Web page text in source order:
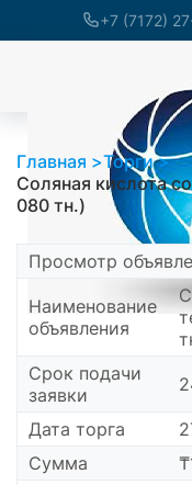
+7 (7172)
Главная
Торги
Соляная кислота
080 тн.)
Просмотр
Наименование
объявления
Срок подачи
заявки
Дата торга
Сумма